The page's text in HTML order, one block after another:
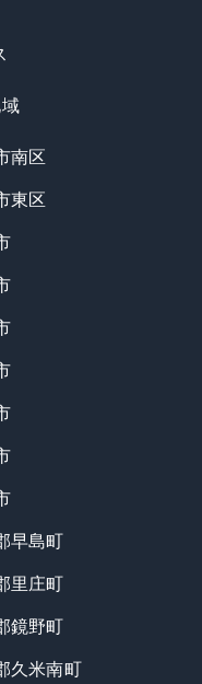
南区
東区
早島町
里庄町
鏡野町
久米南町